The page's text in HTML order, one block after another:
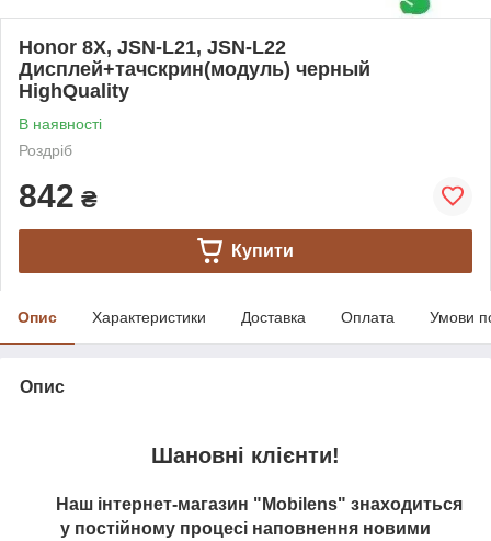
Honor 8X, JSN-L21, JSN-L22
Дисплей+тачскрин(модуль) черный
HighQuality
В наявності
Роздріб
842 ₴
Купити
Опис Характеристики Доставка Оплата Умови
Опис
Шановні клієнти!
Наш інтернет-магазин "Mobilens" знаходиться
у постійному процесі наповнення новими